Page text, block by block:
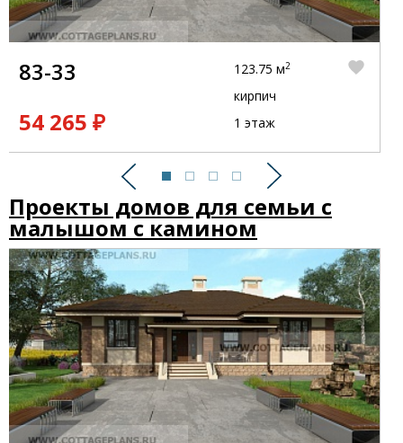
Предыдущий Следующий
83-33
54 265 ₽
123.75 м2
кирпич
1 этаж
Проекты домов для семьи с
малышом с камином